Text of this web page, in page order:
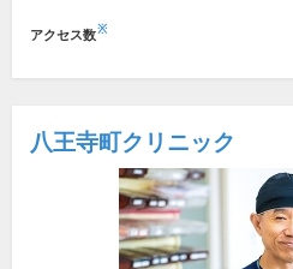
アクセス数※
八王寺町クリニック